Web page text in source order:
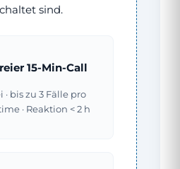
sind.
15-Min-Call
· bis zu 3 Fälle pro
· Reaktion < 2 h